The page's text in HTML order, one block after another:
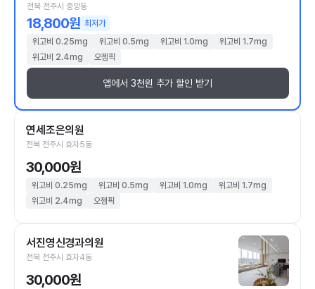
전북 전주시 중앙동
18,800원 최저가
위고비 0.25mg
위고비 0.5mg 위고비 1.0mg
위고비 1.7mg
위고비 2.4mg
오젬픽
앱에서 3천원 추가 할인 받기
연세조은의원
전북 전주시 효자5동
30,000원
위고비 0.25mg 위고비 0.5mg 위고비 1.0mg
위고비 1.7mg
위고비 2.4mg
오젬픽
서진영신경과의원
전북 전주시 효자4동
30,000원